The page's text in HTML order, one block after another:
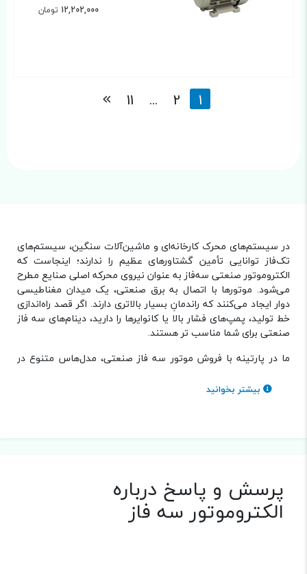
12,202,000 تومان
1
2
...
11
در سیستم‌های محرک کارخانه‌ای و ماشین‌آلات سنگین، سیستم‌های
تک‌فاز توانایی تأمین گشتاورهای عظیم را ندارند؛ اینجاست که
الکتروموتور صنعتی سه‌فاز به عنوان نیروی محرکه اصلی صنایع مطرح
می‌شود. موتورها با اتصال به برق صنعتی، یک میدان مغناطیسی
دوار ایجاد می‌کنند که راندمانِ بسیار بالاتری دارند. اگر قصد راه‌اندازی
خط تولید، پمپ‌های فشار بالا یا کانوایرها را دارید، دینام‌های سه فاز
صنعتی برای شما مناسب تر هستند.
ما در پارتینه با فروش موتور سه فاز صنعتی، مدل‌هاس متنوع در
کرده‌ایم. در ادامه کلیدی‌ترین فاکتورها را بررسی می‌کنیم تا برای خرید
الکتروموتور سه فاز
هنگام اقدام برای خرید الکتروموتور سه فاز، تکیه بر توان دستگاه
(کیلووات یا اسب بخار) به تنهایی کافی نیست. انتخاب نادرست
پارامترهای مکانیکی و الکتریکی می‌تواند باعث جریان‌کشی بیش از
بیشتر بخوانید
پرسش و پاسخ درباره
الکتروموتور سه فاز